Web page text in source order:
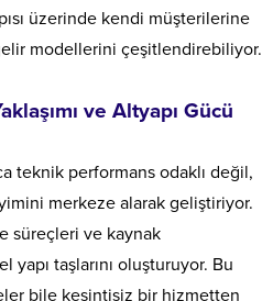
üzerinde kendi müşterilerine
modellerini çeşitlendirebiliyor.
ve Altyapı Gücü
teknik performans odaklı değil,
merkeze alarak geliştiriyor.
süreçleri ve kaynak
taşlarını oluşturuyor. Bu
bile kesintisiz bir hizmetten